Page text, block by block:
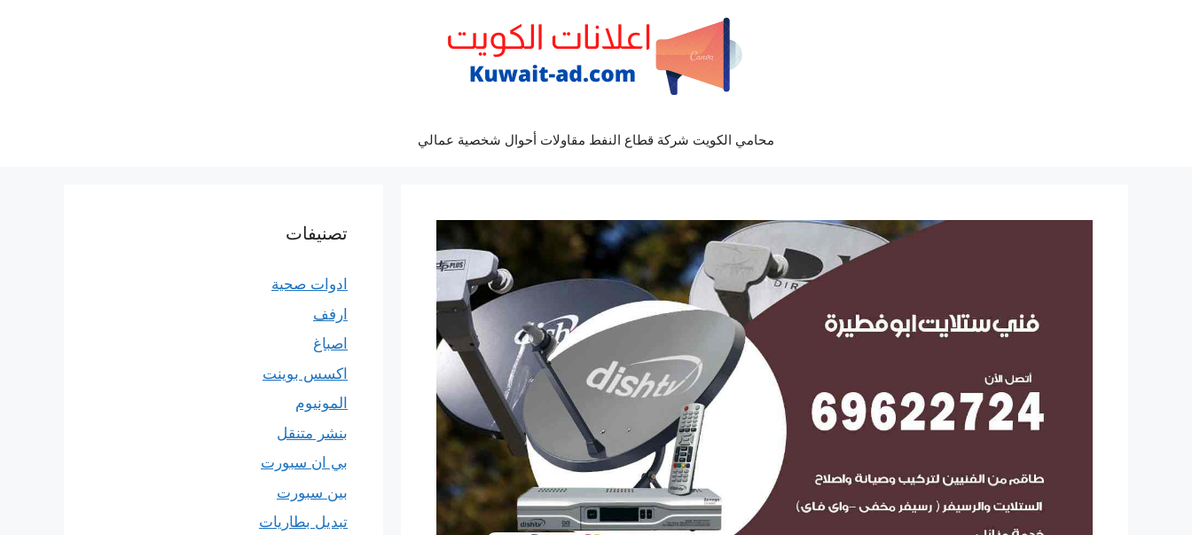
محامي الكويت شركة قطاع النفط مقاولات أحوال شخصية عمالي
تصنيفات
ادوات صحية
ارفف
اصباغ
اكسس بوينت
المونيوم
بنشر متنقل
بي ان سبورت
بين سبورت
تبديل بطاريات